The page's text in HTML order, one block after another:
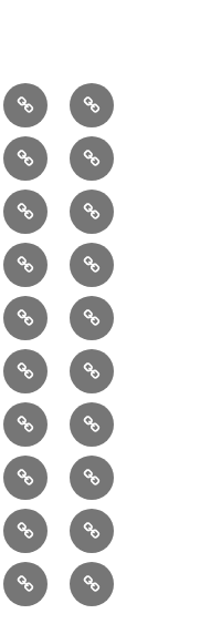
4/10：
Ｈ
Ｍ
Ｂ
教
室
5/10：
事
業
creema
で
販
売
中
の
ハ
ン
ド
メ
イ
ド
バ
ッ
グ
①
入
園
バ
ッ
グ
セ
ッ
ト
⑥
小
動
物
用
小
物
⑦
リ
ュ
ッ
ク
⑫
ポ
ー
チ
⑬
ボ
デ
ィ
ー
バ
ッ
グ
⑱
ビ
ジ
ネ
ス
バ
ッ
グ
⑲
バ
ニ
テ
ィ
ー
デ
ジ
タ
ル
コ
ン
テ
ン
ツ
ブ
ロ
グ
レ
ン
タ
ル
ジ
ュ
エ
㉑
イ
ン
テ
リ
ア
収
㉖
ド
イ
リ
ー
㉗
オ
ー
ル
イ
ン
㉜
洋
服
ラ
事
業
者
か
本
物
製
作